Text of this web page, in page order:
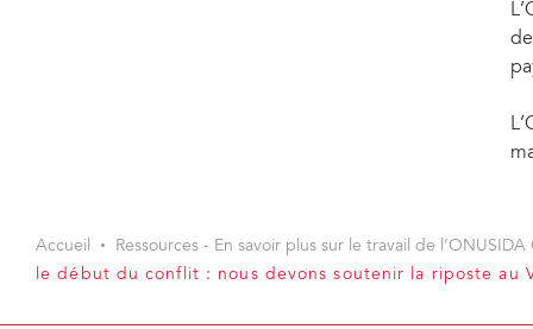
Accueil Ressources - En savoir plus sur le travail de
le début du conflit : nous devons soutenir la riposte au